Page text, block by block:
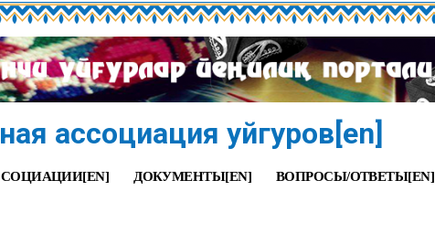
ассоциация уйгуров[en]
ДОКУМЕНТЫ[EN]
ВОПРОСЫ/ОТВЕТЫ[EN]